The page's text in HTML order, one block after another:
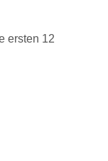
ersten 12